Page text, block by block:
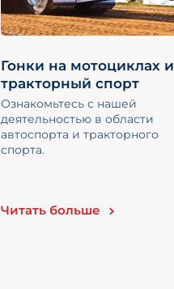
Гонки на мотоциклах и
тракторный спорт
Ознакомьтесь с нашей
деятельностью в области
автоспорта и тракторного
спорта.
Читать больше